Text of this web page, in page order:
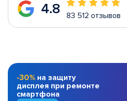
4.8 83 512 отзывов
-30% на защиту
дисплея при ремонте
смартфона